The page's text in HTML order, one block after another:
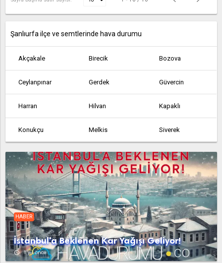
Şanlıurfa ilçe ve semtlerinde hava durumu
Akçakale Birecik Bozova
Ceylanpınar Gerdek Güvercin
Harran Hilvan Kapaklı
Konukçu Melkis Siverek
Suruç Umuroba Viranşehir
Yaylak Yedikuyu
HABER
İstanbul'a Beklenen Kar Yağışı Geliyor!
access_time 1 yıl önce